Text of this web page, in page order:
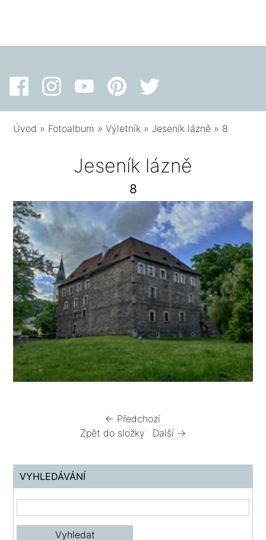
Úvod » Fotoalbum »Výletník » Jeseník lázně » 8
Jeseník lázně
8
← Předchozí
Zpět do složky
Další →
VYHLEDÁVÁNÍ